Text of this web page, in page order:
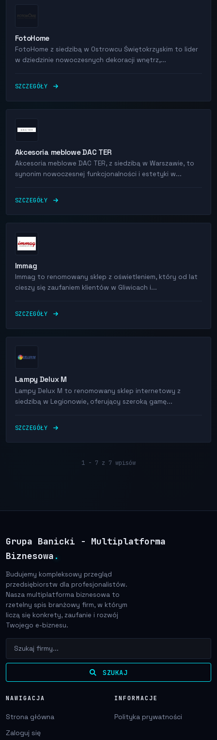
FotoHome
FotoHome z siedzibą w Ostrowcu Świętokrzyskim to lider
w dziedzinie nowoczesnych dekoracji wnętrz,...
SZCZEGÓŁY
Akcesoria meblowe DAC TER
Akcesoria meblowe DAC TER, z siedzibą w Warszawie, to
synonim nowoczesnej funkcjonalności i estetyki w...
SZCZEGÓŁY
Immag
Immag to renomowany sklep z oświetleniem, który od lat
cieszy się zaufaniem klientów w Gliwicach i...
SZCZEGÓŁY
Lampy Delux M
Lampy Delux M to renomowany sklep internetowy z
siedzibą w Legionowie, oferujący szeroką gamę...
SZCZEGÓŁY
1 - 7 z 7 wpisów
Grupa Banicki - Multiplatforma
Biznesowa .
Budujemy kompleksowy przegląd
przedsiębiorstw dla profesjonalistów.
Nasza multiplatforma biznesowa to
rzetelny spis branżowy firm, w którym
liczą się konkrety, zaufanie i rozwój
Twojego e-biznesu.
SZUKAJ
NAWIGACJA
Strona główna
Zaloguj się
INFORMACJE
Polityka prywatności